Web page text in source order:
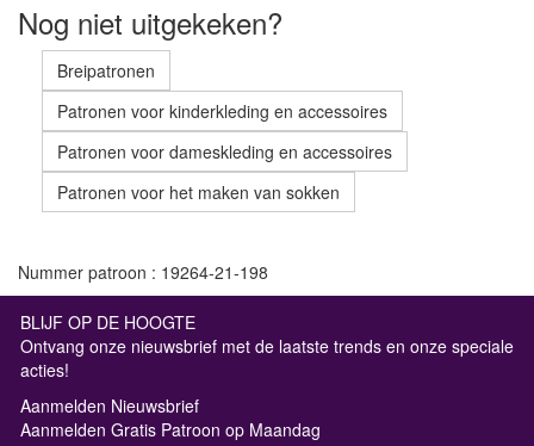
Nog niet uitgekeken?
Breipatronen
Patronen voor kinderkleding en accessoires
Patronen voor dameskleding en accessoires
Patronen voor het maken van sokken
Nummer patroon : 19264-21-198
BLIJF OP DE HOOGTE
Ontvang onze nieuwsbrief met de laatste trends en onze speciale
acties!
Aanmelden Nieuwsbrief
Aanmelden Gratis Patroon op Maandag